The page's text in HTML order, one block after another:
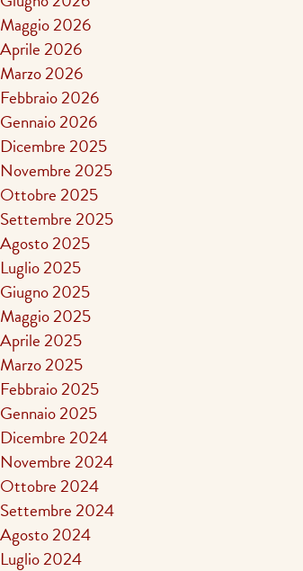
Maggio 2026
Aprile 2026
Marzo 2026
Febbraio 2026
Gennaio 2026
Dicembre 2025
Novembre 2025
Ottobre 2025
Settembre 2025
Agosto 2025
Luglio 2025
Giugno 2025
Maggio 2025
Aprile 2025
Marzo 2025
Febbraio 2025
Gennaio 2025
Dicembre 2024
Novembre 2024
Ottobre 2024
Settembre 2024
Agosto 2024
Luglio 2024